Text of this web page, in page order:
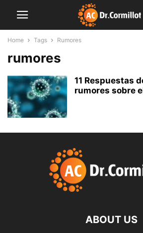
Home Tags Rumores
rumores
11 Respuestas
rumores sobre
ABOUT US